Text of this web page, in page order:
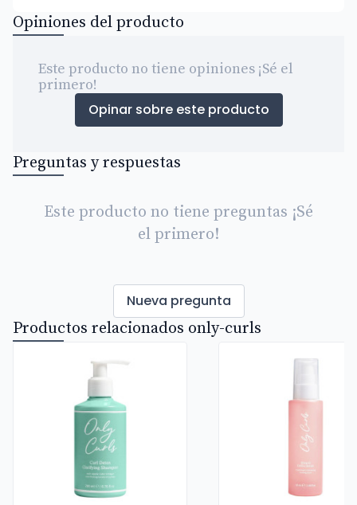
Opiniones del producto
Este producto no tiene opiniones ¡Sé el
primero!
Opinar sobre este producto
Preguntas y respuestas
Este producto no tiene preguntas ¡Sé
el primero!
Nueva pregunta
Productos relacionados only-curls